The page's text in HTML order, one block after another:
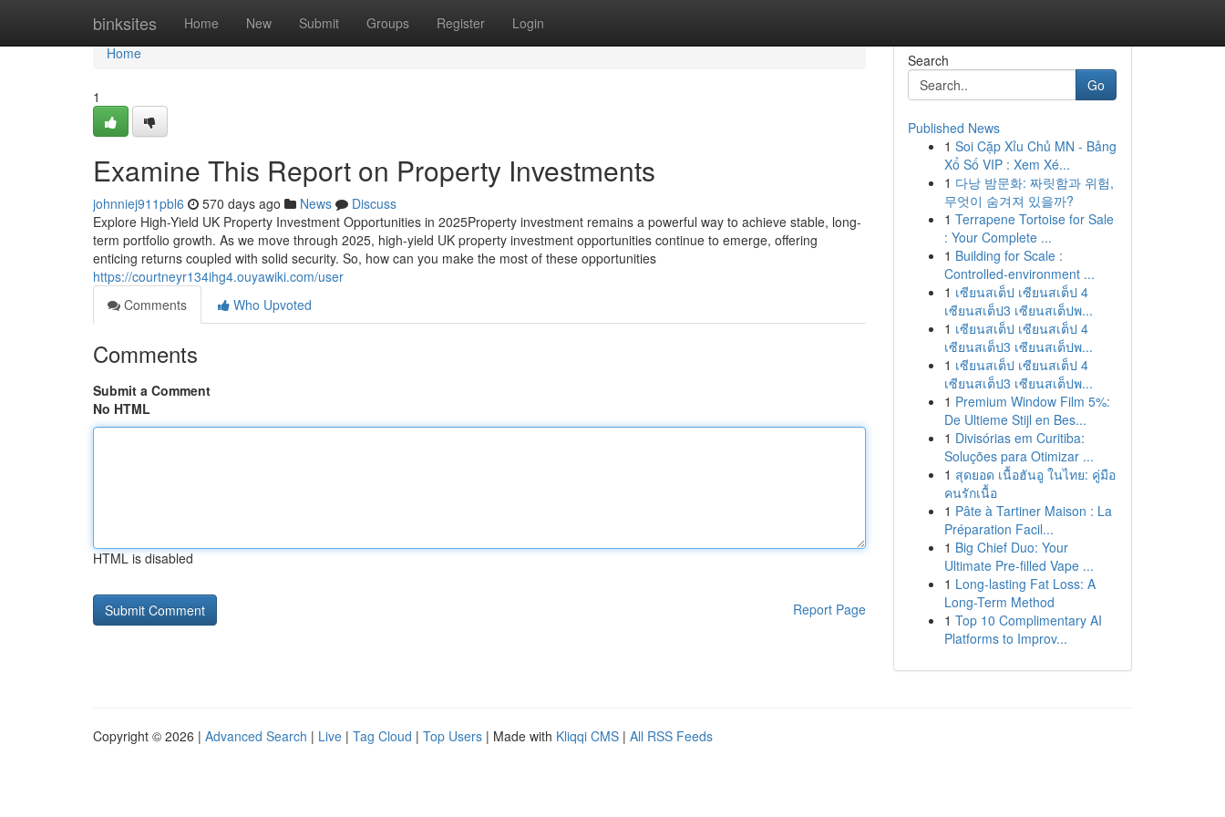
binksites Home New Submit Groups Register Login
Home
Home
1
Examine This Report on Property Investments
johnniej911pbl6 570 days ago News
Discuss
Explore High-Yield UK Property Investment Opportunities in 2025Property investment remains a powerful way to achieve stable, long-
term portfolio growth. As we move through 2025, high-yield UK property investment opportunities continue to emerge, offering
enticing returns coupled with solid security. So, how can you make the most of these opportunities
https://courtneyr134ihg4.ouyawiki.com/user
Comments
Who Upvoted
Comments
Submit a Comment
No HTML
HTML is disabled
Report Page
Search
Go
Published News
1 Soi Cặp Xỉu Chủ MN - Bảng
Xổ Số VIP : Xem Xé...
1 다낭 밤문화: 짜릿함과 위험,
무엇이 숨겨져 있을까?
1 Terrapene Tortoise for Sale
: Your Complete ...
1 Building for Scale :
Controlled-environment ...
1 เซียนสเต็ป เซียนสเต็ป 4
เซียนสเต็ป3 เซียนสเต็ปพ...
1 เซียนสเต็ป เซียนสเต็ป 4
เซียนสเต็ป3 เซียนสเต็ปพ...
1 เซียนสเต็ป เซียนสเต็ป 4
เซียนสเต็ป3 เซียนสเต็ปพ...
1 Premium Window Film 5%:
De Ultieme Stijl en Bes...
1 Divisórias em Curitiba:
Soluções para Otimizar ...
1 สุดยอด เนื้อฮันอู ในไทย: คู่มือ
คนรักเนื้อ
1 Pâte à Tartiner Maison : La
Préparation Facil...
1 Big Chief Duo: Your
Ultimate Pre-filled Vape ...
1 Long-lasting Fat Loss: A
Long-Term Method
1 Top 10 Complimentary AI
Platforms to Improv...
Copyright © 2026 | Advanced Search | Live | Tag Cloud | Top Users | Made with Kliqqi CMS | All RSS Feeds